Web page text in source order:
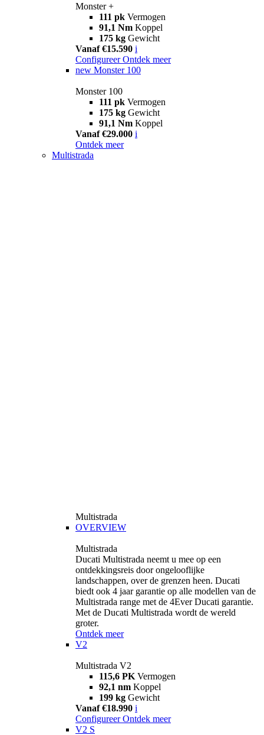
Monster +
111 pk Vermogen
91,1 Nm Koppel
175 kg Gewicht
Vanaf €15.590 i
Configureer Ontdek meer
new Monster 100
Monster 100
111 pk Vermogen
175 kg Gewicht
91,1 Nm Koppel
Vanaf €29.000 i
Ontdek meer
Multistrada
Multistrada
OVERVIEW
Multistrada
Ducati Multistrada neemt u mee op een
ontdekkingsreis door ongelooflijke
landschappen, over de grenzen heen. Ducati
biedt ook 4 jaar garantie op alle modellen van de
Multistrada range met de 4Ever Ducati garantie.
Met de Ducati Multistrada wordt de wereld
groter.
Ontdek meer
V2
Multistrada V2
115,6 PK Vermogen
92,1 nm Koppel
199 kg Gewicht
Vanaf €18.990 i
Configureer Ontdek meer
V2 S